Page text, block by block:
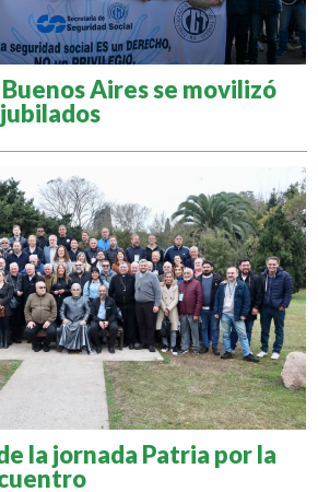
Aires se movilizó
la jornada Patria por la